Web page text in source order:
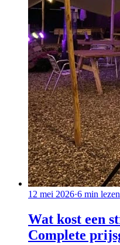
12 mei 2026·6 min lezen
Wat kost een
Complete